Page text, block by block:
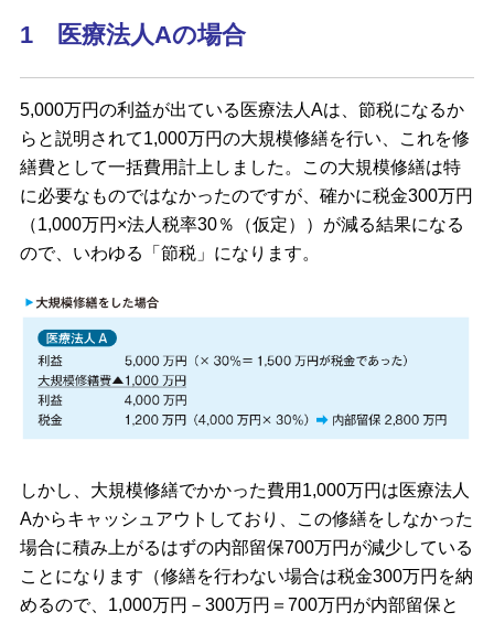
1 医療法人Aの場合
5,000万円の利益が出ている医療法人Aは、節税になるか
らと説明されて1,000万円の大規模修繕を行い、これを修
繕費として一括費用計上しました。この大規模修繕は特
に必要なものではなかったのですが、確かに税金300万円
（1,000万円×法人税率30％（仮定））が減る結果になる
ので、いわゆる「節税」になります。
しかし、大規模修繕でかかった費用1,000万円は医療法人
Aからキャッシュアウトしており、この修繕をしなかった
場合に積み上がるはずの内部留保700万円が減少している
ことになります（修繕を行わない場合は税金300万円を納
めるので、1,000万円－300万円＝700万円が内部留保と